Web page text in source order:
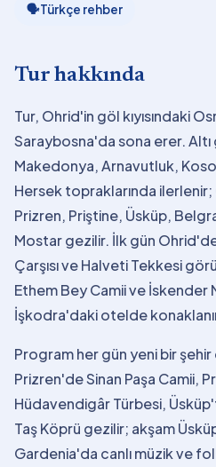
🗣Türkçe rehber
Tur hakkında
Tur, Ohrid'in göl kıyısındaki
Saraybosna'da sona erer.
Makedonya, Arnavutluk,
Hersek topraklarında
Prizren, Priştine, Üsküp,
Mostar gezilir. İlk gün
Çarşısı ve Halveti Tekkesi
Ethem Bey Camii ve İskender
İşkodra'daki otelde
Program her gün yeni bir
Prizren'de Sinan Paşa Camii,
Hüdavendigâr Türbesi,
Taş Köprü gezilir; akşam
Gardenia'da canlı müzik ve